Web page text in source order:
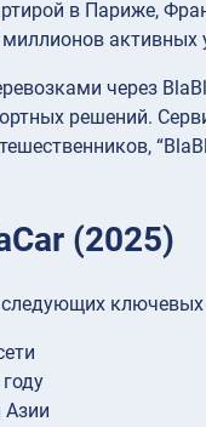
в Париже,
активных
через
решений.
(2025)
ключевых
Азии